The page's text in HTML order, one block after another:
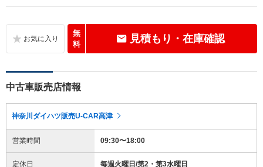
無
料
見積もり・在庫確認
中古車販売店情報
神奈川ダイハツ販売U-CAR高津
営業時間 09:30〜18:00
定休日 毎週火曜日/第2・第3水曜日